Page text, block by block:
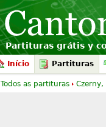
Partituras grátis y
Início Partituras
Todos as partituras Czerny,